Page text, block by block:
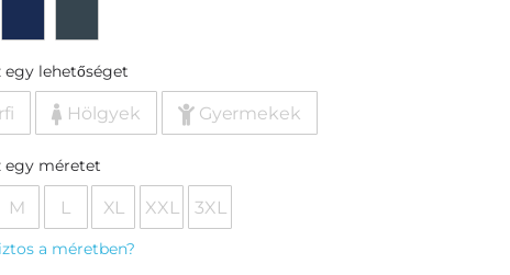
egy lehetőséget
Hölgyek Gyermekek
egy méretet
M L XL XXL 3XL
a méretben?